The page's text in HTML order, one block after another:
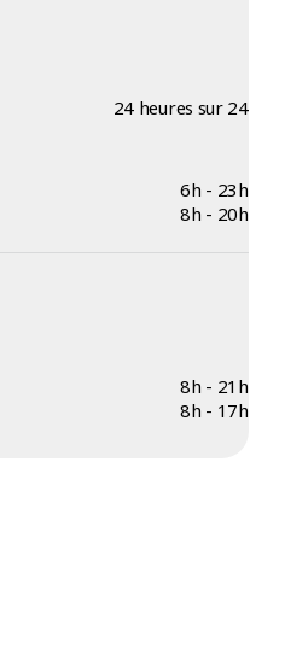
24 heures sur 24
6h - 23h
8h - 20h
8h - 21h
8h - 17h